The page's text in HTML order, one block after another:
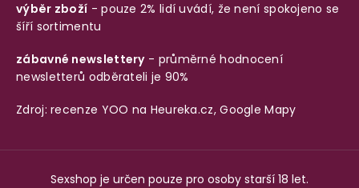
výběr zboží - pouze 2% lidí uvádí, že není spokojeno se
šíří sortimentu
zábavné newslettery- průměrné hodnocení
newsletterů odběrateli je 90%
Zdroj: recenze YOO na Heureka.cz,Google Mapy
Sexshop je určen pouze pro osoby starší 18 let.